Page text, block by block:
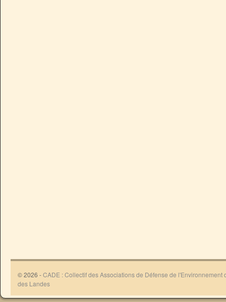
© 2026 -CADE : Collectif des Associations de Défense de l'Environnement
des Landes